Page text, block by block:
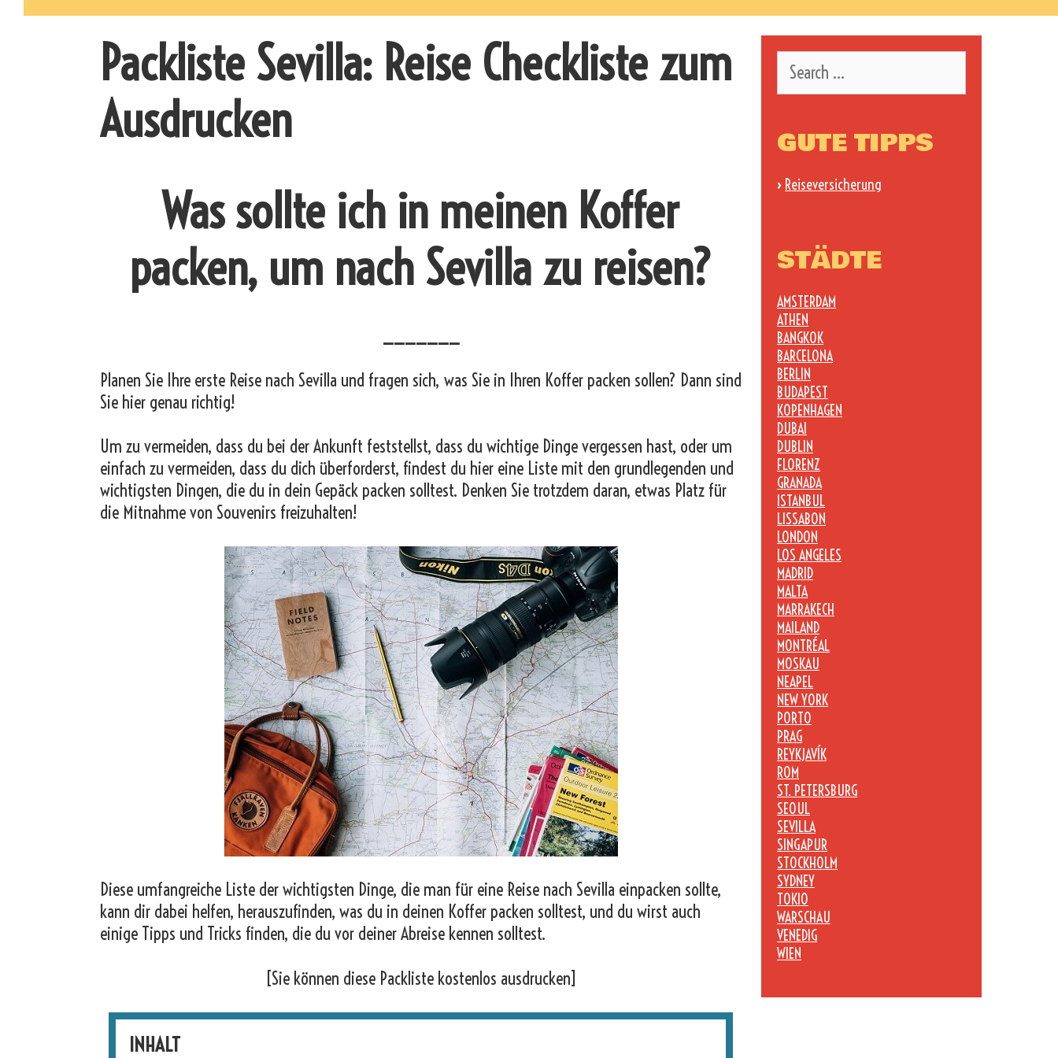
Packliste Sevilla: Reise Checkliste zum
Ausdrucken
Was sollte ich in meinen Koffer
packen, um nach Sevilla zu reisen?
Planen Sie Ihre erste Reise nach Sevilla und fragen sich, was Sie in Ihren Koffer packen sollen? Dann sind
Sie hier genau richtig!
Um zu vermeiden, dass du bei der Ankunft feststellst, dass du wichtige Dinge vergessen hast, oder um
einfach zu vermeiden, dass du dich überforderst, findest du hier eine Liste mit den grundlegenden und
wichtigsten Dingen, die du in dein Gepäck packen solltest. Denken Sie trotzdem daran, etwas Platz für
die Mitnahme von Souvenirs freizuhalten!
Diese umfangreiche Liste der wichtigsten Dinge, die man für eine Reise nach Sevilla einpacken sollte,
kann dir dabei helfen, herauszufinden, was du in deinen Koffer packen solltest, und du wirst auch
einige Tipps und Tricks finden, die du vor deiner Abreise kennen solltest.
[Sie können diese Packliste kostenlos ausdrucken]
INHALT
for:
GUTE TIPPS
› Reiseversicherung
STÄDTE
AMSTERDAM
ATHEN
BANGKOK
BARCELONA
BERLIN
BUDAPEST
KOPENHAGEN
DUBAI
DUBLIN
FLORENZ
GRANADA
ISTANBUL
LISSABON
LONDON
LOS ANGELES
MADRID
MALTA
MARRAKECH
MAILAND
MONTRÉAL
MOSKAU
NEAPEL
NEW YORK
PORTO
PRAG
REYKJAVÍK
ROM
ST. PETERSBURG
SEOUL
SEVILLA
SINGAPUR
STOCKHOLM
SYDNEY
TOKIO
WARSCHAU
VENEDIG
WIEN